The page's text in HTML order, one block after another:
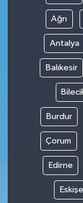
Ağrı
Antalya
Balıkesir
Burdur
Çorum
Edirne